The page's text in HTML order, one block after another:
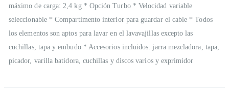
máximo de carga: 2,4 kg * Opción Turbo * Velocidad variable
seleccionable * Compartimento interior para guardar el cable * Todos
los elementos son aptos para lavar en el lavavajillas excepto las
cuchillas, tapa y embudo * Accesorios incluidos: jarra mezcladora, tapa,
picador, varilla batidora, cuchillas y discos varios y exprimidor